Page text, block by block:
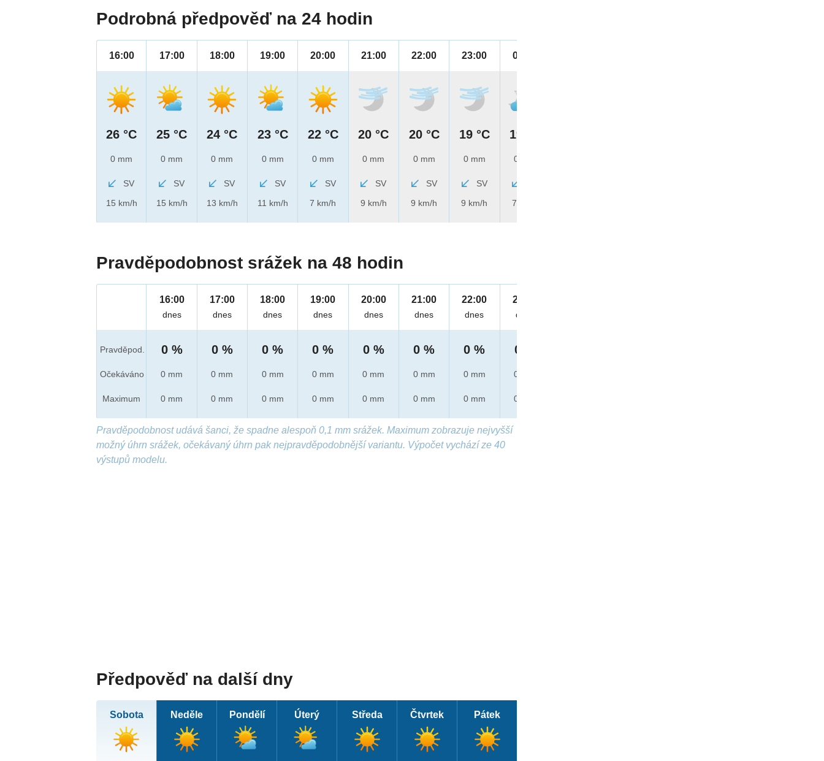
Podrobná předpověď na 24 hodin
16:00
26 °C
0 mm
SV
15 km/h
17:00
25 °C
0 mm
SV
15 km/h
18:00
24 °C
0 mm
SV
13 km/h
19:00
23 °C
0 mm
SV
11 km/h
20:00
22 °C
0 mm
SV
7 km/h
21:00
20 °C
0 mm
SV
9 km/h
22:00
20 °C
0 mm
SV
9 km/h
23:00
19 °C
0 mm
SV
9 km/h
00:00
19 °C
0 mm
7 km/h
Pravděpodobnost srážek na 48 hodin
Pravděpod.
Očekáváno
Maximum
16:00
dnes
0 %
0 mm
0 mm
17:00
dnes
0 %
0 mm
0 mm
18:00
dnes
0 %
0 mm
0 mm
19:00
dnes
0 %
0 mm
0 mm
20:00
dnes
0 %
0 mm
0 mm
21:00
dnes
0 %
0 mm
0 mm
22:00
dnes
0 %
0 mm
0 mm
23:00
dnes
0 %
0 mm
0 mm
Pravděpodobnost udává šanci, že spadne alespoň 0,1 mm srážek. Maximum zobrazuje nejvyšší
možný úhrn srážek, očekávaný úhrn pak nejpravděpodobnější variantu. Výpočet vychází ze 40
výstupů modelu.
Předpověď na další dny
Sobota Neděle Pondělí Úterý Středa Čtvrtek Pátek